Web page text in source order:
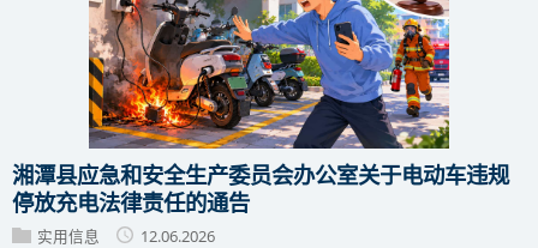
湘潭县应急和安全生产委员会办公室关于电动车违规
停放充电法律责任的通告
实用信息 12.06.2026